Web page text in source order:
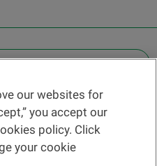
contact
our websites for
you accept our
policy. Click
your cookie